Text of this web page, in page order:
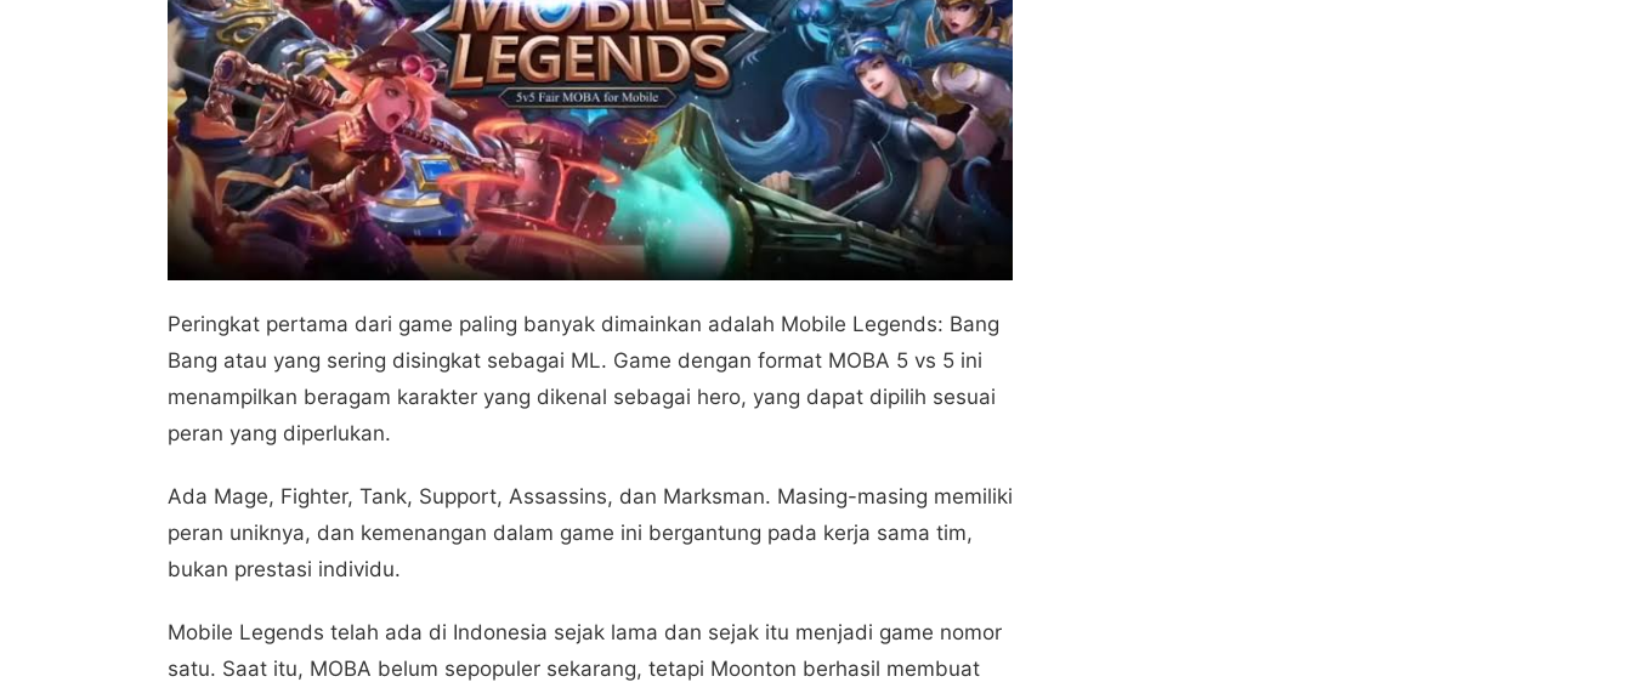
Peringkat pertama dari game paling banyak dimainkan adalah Mobile Legends: Bang
Bang atau yang sering disingkat sebagai ML. Game dengan format MOBA 5 vs 5 ini
menampilkan beragam karakter yang dikenal sebagai hero, yang dapat dipilih sesuai
peran yang diperlukan.
Ada Mage, Fighter, Tank, Support, Assassins, dan Marksman. Masing-masing memiliki
peran uniknya, dan kemenangan dalam game ini bergantung pada kerja sama tim,
bukan prestasi individu.
Mobile Legends telah ada di Indonesia sejak lama dan sejak itu menjadi game nomor
satu. Saat itu, MOBA belum sepopuler sekarang, tetapi Moonton berhasil membuat